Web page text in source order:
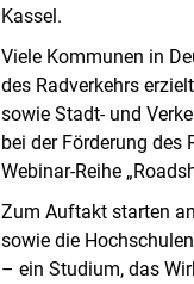
Kassel.
Viele Kommunen in
des Radverkehrs
sowie Stadt- und
bei der Förderung des
Webinar-Reihe
Zum Auftakt starten
sowie die
– ein Studium, das